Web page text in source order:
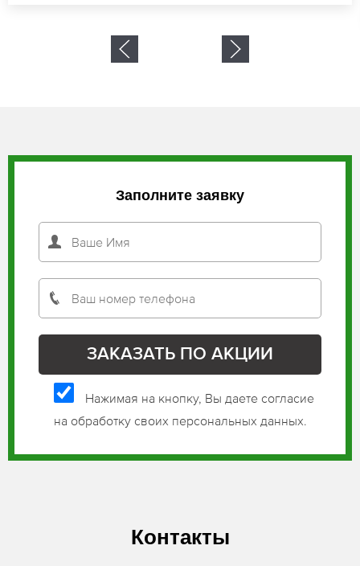
Заполните заявку
Нажимая на кнопку, Вы даете согласие
на обработку своих персональных данных.
Контакты